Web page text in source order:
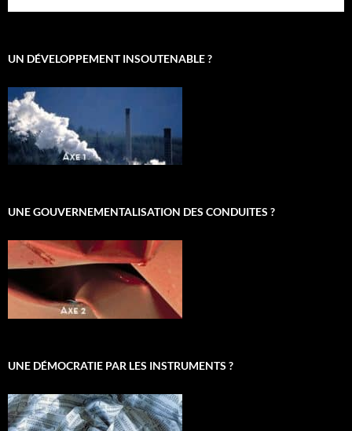
UN DÉVELOPPEMENT INSOUTENABLE ?
UNE GOUVERNEMENTALISATION DES CONDUITES ?
UNE DÉMOCRATIE PAR LES INSTRUMENTS ?